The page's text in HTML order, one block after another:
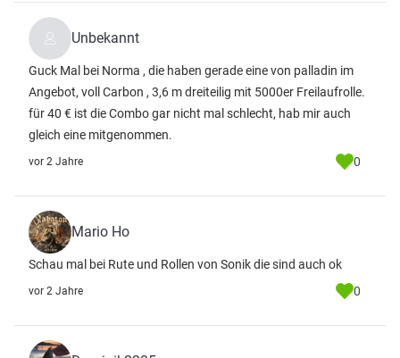
Unbekannt
Guck Mal bei Norma , die haben gerade eine von palladin im
Angebot, voll Carbon , 3,6 m dreiteilig mit 5000er Freilaufrolle.
für 40 € ist die Combo gar nicht mal schlecht, hab mir auch
gleich eine mitgenommen.
vor 2 Jahre 0
Mario Ho
Schau mal bei Rute und Rollen von Sonik die sind auch ok
vor 2 Jahre 0